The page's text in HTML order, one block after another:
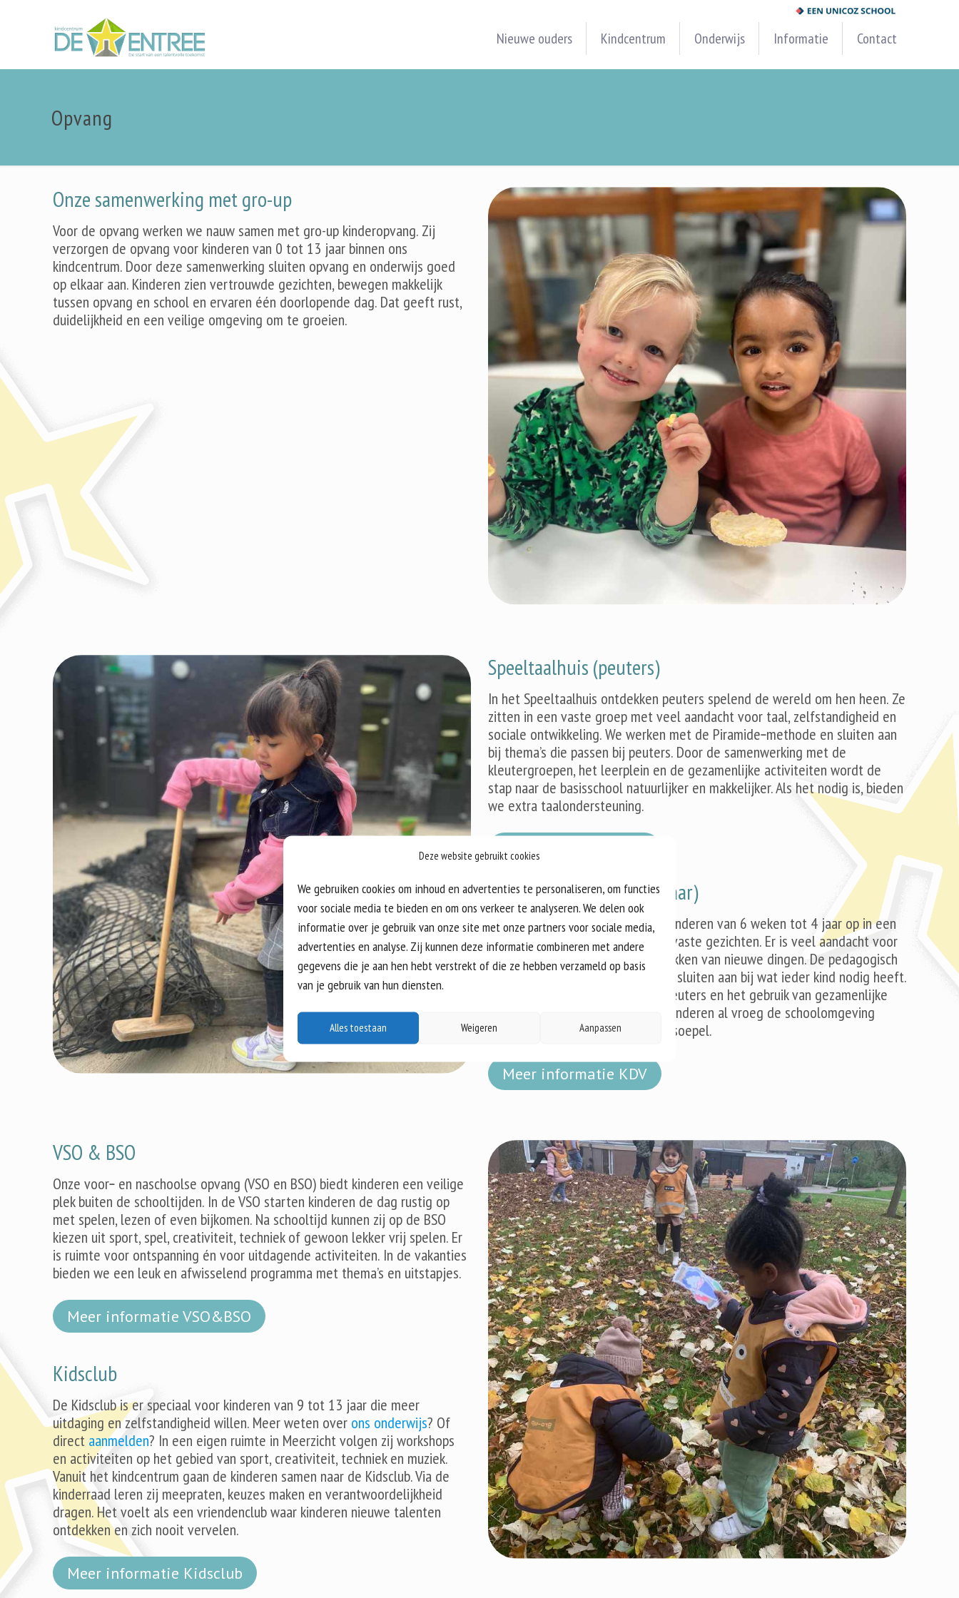
Deze website gebruikt cookies
We gebruiken cookies om inhoud en advertenties te personaliseren, om functies
voor sociale media te bieden en om ons verkeer te analyseren. We delen ook
informatie over je gebruik van onze site met onze partners voor sociale media,
advertenties en analyse. Zij kunnen deze informatie combineren met andere
gegevens die je aan hen hebt verstrekt of die ze hebben verzameld op basis
van je gebruik van hun diensten.
Alles toestaan Weigeren Aanpassen
Nieuwe ouders Kindcentrum Onderwijs Informatie Contact
Opvang
Onze samenwerking met gro-up
Voor de opvang werken we nauw samen met gro-up kinderopvang. Zij
verzorgen de opvang voor kinderen van 0 tot 13 jaar binnen ons
kindcentrum. Door deze samenwerking sluiten opvang en onderwijs goed
op elkaar aan. Kinderen zien vertrouwde gezichten, bewegen makkelijk
tussen opvang en school en ervaren één doorlopende dag. Dat geeft rust,
duidelijkheid en een veilige omgeving om te groeien.
Speeltaalhuis (peuters)
In het Speeltaalhuis ontdekken peuters spelend de wereld om hen heen. Ze
zitten in een vaste groep met veel aandacht voor taal, zelfstandigheid en
sociale ontwikkeling. We werken met de Piramide‑methode en sluiten aan
bij thema’s die passen bij peuters. Door de samenwerking met de
kleutergroepen, het leerplein en de gezamenlijke activiteiten wordt de
stap naar de basisschool natuurlijker en makkelijker. Als het nodig is, bieden
we extra taalondersteuning.
Meer informatie STH
Kinderdagverblijf (0–4 jaar)
In het kinderdagverblijf groeien kinderen van 6 weken tot 4 jaar op in een
warme en rustige omgeving met vaste gezichten. Er is veel aandacht voor
spel, taal, beweging en het ontdekken van nieuwe dingen. De pedagogisch
medewerkers bieden structuur en sluiten aan bij wat ieder kind nodig heeft.
Door de samenwerking met de kleuters en het gebruik van gezamenlijke
thema’s en de bibliotheek, leren kinderen al vroeg de schoolomgeving
kennen en verloopt de overgang soepel.
Meer informatie KDV
VSO & BSO
Onze voor‑ en naschoolse opvang (VSO en BSO) biedt kinderen een veilige
plek buiten de schooltijden. In de VSO starten kinderen de dag rustig op
met spelen, lezen of even bijkomen. Na schooltijd kunnen zij op de BSO
kiezen uit sport, spel, creativiteit, techniek of gewoon lekker vrij spelen. Er
is ruimte voor ontspanning én voor uitdagende activiteiten. In de vakanties
bieden we een leuk en afwisselend programma met thema’s en uitstapjes.
Meer informatie VSO&BSO
Kidsclub
De Kidsclub is er speciaal voor kinderen van 9 tot 13 jaar die meer
uitdaging en zelfstandigheid willen. Meer weten over ons onderwijs? Of
direct aanmelden? In een eigen ruimte in Meerzicht volgen zij workshops
en activiteiten op het gebied van sport, creativiteit, techniek en muziek.
Vanuit het kindcentrum gaan de kinderen samen naar de Kidsclub. Via de
kinderraad leren zij meepraten, keuzes maken en verantwoordelijkheid
dragen. Het voelt als een vriendenclub waar kinderen nieuwe talenten
ontdekken en zich nooit vervelen.
Meer informatie Kidsclub